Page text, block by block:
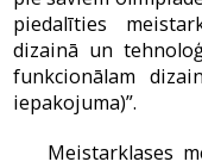
piedalīties
dizainā un
funkcionālam
iepakojuma)”.
Meistarklases